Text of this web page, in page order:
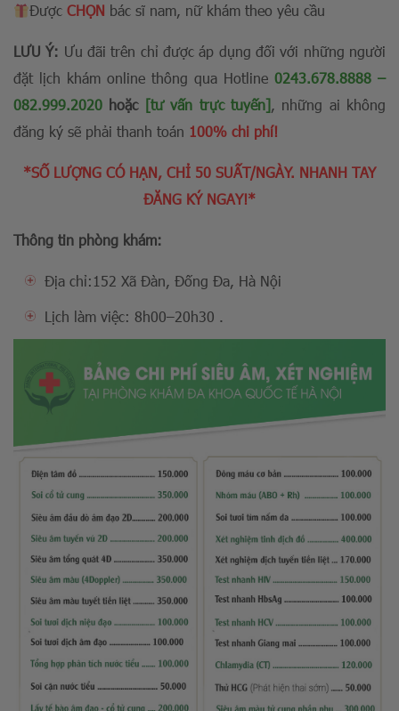
ĐượcCHỌN bác sĩ nam, nữ khám theo yêu cầu
LƯU Ý: Ưu đãi trên chỉ được áp dụng đối với những người
đặt lịch khám online thông qua Hotline 0243.678.8888 –
082.999.2020 hoặc [tư vấn trực tuyến], những ai không
đăng ký sẽ phải thanh toán 100% chi phí!
*SỐ LƯỢNG CÓ HẠN, CHỈ 50 SUẤT/NGÀY. NHANH TAY
ĐĂNG KÝ NGAY!*
Thông tin phòng khám:
Địa chỉ:152 Xã Đàn, Đống Đa, Hà Nội
Lịch làm việc: 8h00–20h30 .